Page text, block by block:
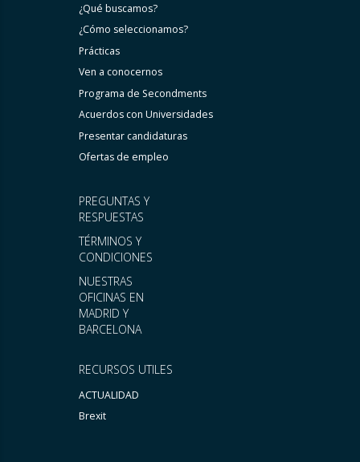
RECURSOS UTILES
ACTUALIDAD
Brexit
PREGUNTAS Y
RESPUESTAS
TÉRMINOS Y
CONDICIONES
NUESTRAS
OFICINAS EN
MADRID Y
BARCELONA
¿Qué buscamos?
¿Cómo seleccionamos?
Prácticas
Ven a conocernos
Programa de Secondments
Acuerdos con Universidades
Presentar candidaturas
Ofertas de empleo